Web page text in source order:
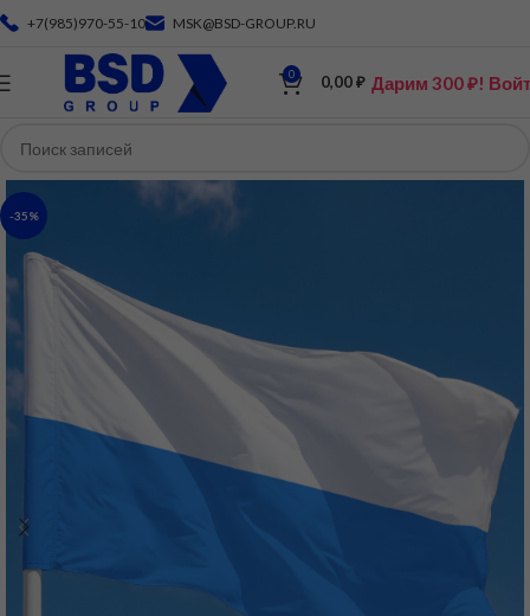
+7(985)970-55-10 MSK@BSD-GROUP.RU
0 0,00₽ Дарим 300 ₽!
-35%